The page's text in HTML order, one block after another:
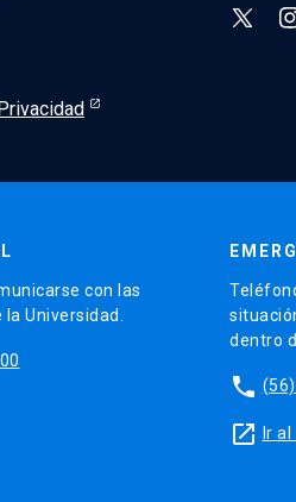
con las
Universidad.
dentro
phone
launch Ir